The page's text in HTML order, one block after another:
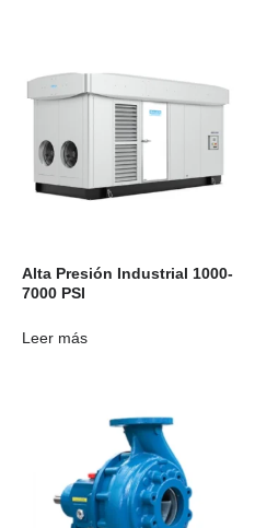
Alta Presión Industrial 1000-
7000 PSI
Leer más